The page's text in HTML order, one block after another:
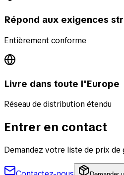
Répond aux exigences
Entièrement conforme
Livre dans toute l'Europe
Réseau de distribution étendu
Entrer en contact
Demandez votre liste de prix